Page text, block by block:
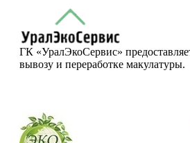
ГК «УралЭкоСервис»
вывозу и переработке макулатуры.